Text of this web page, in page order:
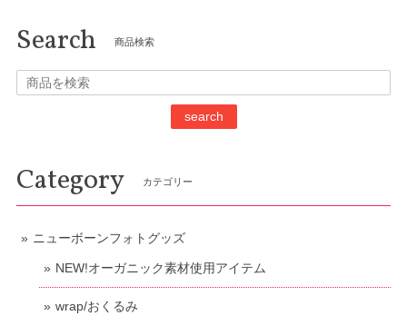
Search 商品検索
search
Category カテゴリー
ニューボーンフォトグッズ
NEW!オーガニック素材使用アイテム
wrap/おくるみ